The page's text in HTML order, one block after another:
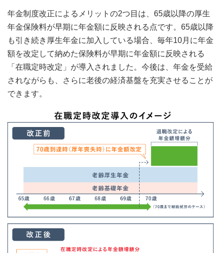
年金制度改正によるメリットの2つ目は、65歳以降の厚生
年金保険料が早期に年金額に反映される点です。65歳以降
も引き続き厚生年金に加入している場合、毎年10月に年金
額を改定して納めた保険料が早期に年金額に反映される
「在職定時改定」が導入されました。今後は、年金を受給
されながらも、さらに老後の経済基盤を充実させることが
できます。